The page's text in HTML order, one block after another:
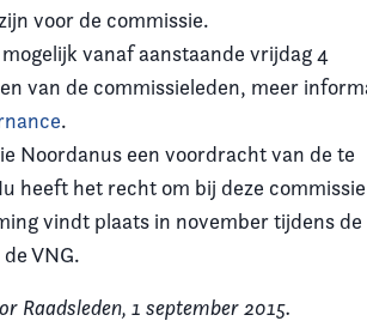
voor de commissie.
vanaf aanstaande vrijdag 4
van de commissieleden, meer
.
Noordanus een voordracht van de te
heeft het recht om bij deze commissie
vindt plaats in november tijdens de
VNG.
Raadsleden, 1 september 2015.